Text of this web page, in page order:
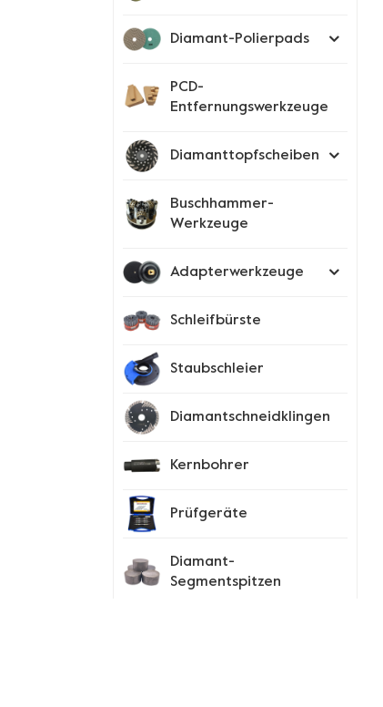
Diamant-Polierpads
PCD-
Entfernungswerkzeuge
Diamanttopfscheiben
Buschhammer-
Werkzeuge
Adapterwerkzeuge
Schleifbürste
Staubschleier
Diamantschneidklingen
Kernbohrer
Prüfgeräte
Diamant-
Segmentspitzen